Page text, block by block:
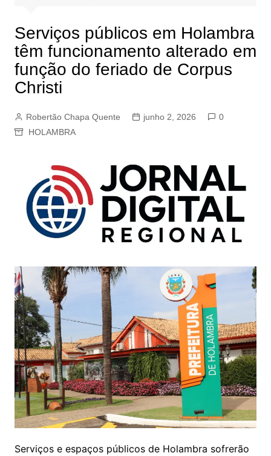
Serviços públicos em Holambra
têm funcionamento alterado em
função do feriado de Corpus
Christi
Robertão Chapa Quente junho 2, 2026
0
HOLAMBRA
Serviços e espaços públicos de Holambra sofrerão